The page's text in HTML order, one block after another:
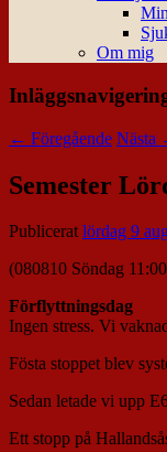
Om mig
← Föregående Nästa
Semester
Publiceratlördag 9
(080810 Söndag
Förflyttningsdag
Ingen stress. Vi
Fösta stoppet blev
Sedan letade vi upp
Ett stopp på